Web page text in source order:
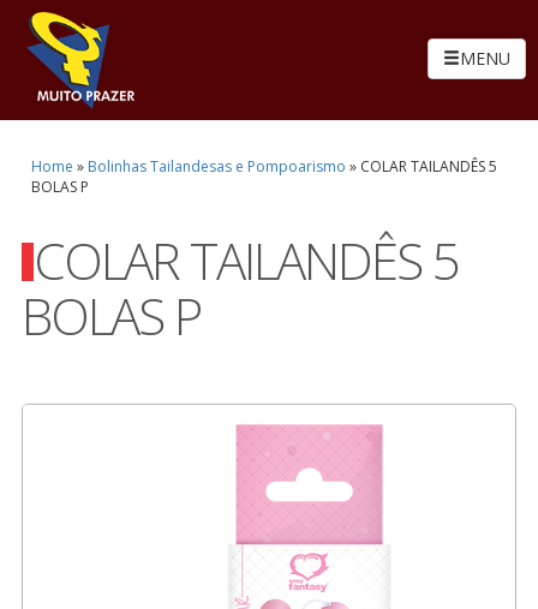
MENU
Home » Bolinhas Tailandesas e Pompoarismo » COLAR TAILANDÊS 5
BOLAS P
COLAR TAILANDÊS 5
BOLAS P